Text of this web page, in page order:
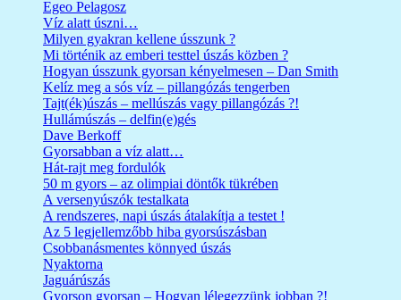
Egeo Pelagosz
Víz alatt úszni…
Milyen gyakran kellene ússzunk ?
Mi történik az emberi testtel úszás közben ?
Hogyan ússzunk gyorsan kényelmesen – Dan Smith
Kelíz meg a sós víz – pillangózás tengerben
Tajt(ék)úszás – mellúszás vagy pillangózás ?!
Hullámúszás – delfin(e)gés
Dave Berkoff
Gyorsabban a víz alatt…
Hát-rajt meg fordulók
50 m gyors – az olimpiai döntők tükrében
A versenyúszók testalkata
A rendszeres, napi úszás átalakítja a testet !
Az 5 legjellemzőbb hiba gyorsúszásban
Csobbanásmentes könnyed úszás
Nyaktorna
Jaguárúszás
Gyorson gyorsan – Hogyan lélegezzünk jobban ?!